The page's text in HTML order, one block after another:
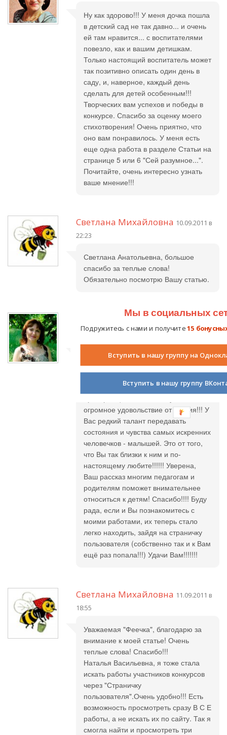
Ну как здорово!!! У меня дочка пошла
в детский сад не так давно... и очень
ей там нравится... с воспитателями
повезло, как и вашим детишкам.
Только настоящий воспитатель может
так позитивно описать один день в
саду, и, наверное, каждый день
сделать для детей особенным!!!
Творческих вам успехов и победы в
конкурсе. Спасибо за оценку моего
стихотворения! Очень приятно, что
оно вам понравилось. У меня есть
еще одна работа в разделе Статьи на
странице 5 или 6 "Сей разумное...".
Почитайте, очень интересно узнать
ваше мнение!!!
Светлана Михайловна 10.09.2011 в
22:23
Светлана Анатольевна, большое
спасибо за теплые слова!
Обязательно посмотрю Вашу статью.
Наталия Васильевна
16:21
Светлана Михайловна, Ваш рассказ
вызывает безусловно улыбку!!! Я
же и "5" поставила, оценка учтена,
огромное удовольствие от чтения!!! У
Вас редкий талант передавать
состояния и чувства самых искренних
человечков - малышей. Это от того,
что Вы так близки к ним и по-
настоящему любите!!!!!! Уверена,
Ваш рассказ многим педагогам и
родителям поможет внимательнее
относиться к детям! Спасибо!!!! Буду
рада, если и Вы познакомитесь с
моими работами, их теперь стало
легко находить, зайдя на страничку
пользователя (собственно так и к Вам
ещё раз попала!!!) Удачи Вам!!!!!!!
Светлана Михайловна 11.09.2011 в
18:55
Уважаемая "Феечка", благодарю за
внимание к моей статье! Очень
теплые слова! Спасибо!!!
Наталья Васильевна, я тоже стала
искать работы участников конкурсов
через "Страничку
пользователя".Очень удобно!!! Есть
возможность просмотреть сразу В С Е
работы, а не искать их по сайту. Так я
смогла найти и просмотреть три
Мы в социальных
Подружитесь с нами и получите15
Вступить в нашу группу на
Вступить в нашу группу